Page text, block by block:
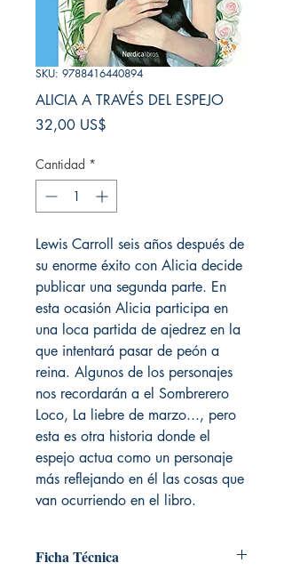
SKU: 9788416440894
ALICIA A TRAVÉS DEL ESPEJO
32,00 US$
Cantidad *
Lewis Carroll seis años después de
su enorme éxito con Alicia decide
publicar una segunda parte. En
esta ocasión Alicia participa en
una loca partida de ajedrez en la
que intentará pasar de peón a
reina. Algunos de los personajes
nos recordarán a el Sombrerero
Loco, La liebre de marzo..., pero
esta es otra historia donde el
espejo actua como un personaje
más reflejando en él las cosas que
van ocurriendo en el libro.
Ficha Técnica